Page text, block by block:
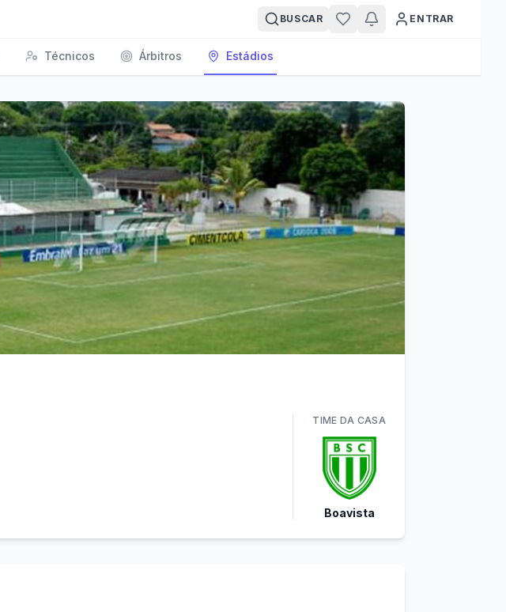
BUSCAR ENTRAR
Técnicos Árbitros Estádios
TIME DA CASA
Boavista